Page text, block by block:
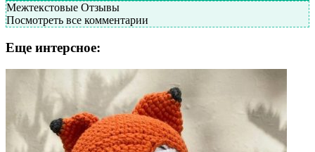
Межтекстовые Отзывы
Посмотреть все комментарии
Еще интерсное: